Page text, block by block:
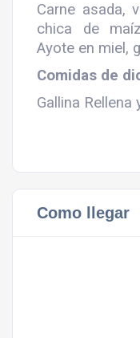
Carne asada,
chica de
Ayote en miel,
Comidas de
Gallina Rellena
Como llegar